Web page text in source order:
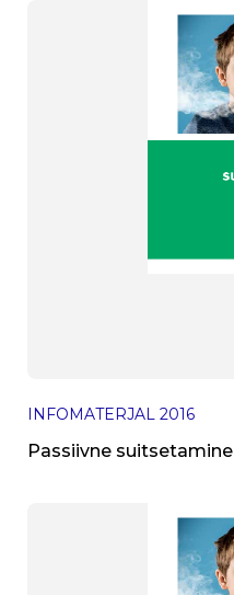
INFOMATERJAL 2016
Passiivne suitsetamine